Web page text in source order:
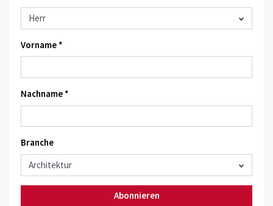
Vorname *
Nachname *
Branche
Abonnieren